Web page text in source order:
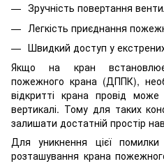
Зручність повертання
Легкість приєднання
Швидкий доступ у
Якщо на кран
пожежного крана (ДППК),
відкритті крана провід
вертикалі. Тому для таких
залишати достатній простір
Для уникнення цієї
розташування крана